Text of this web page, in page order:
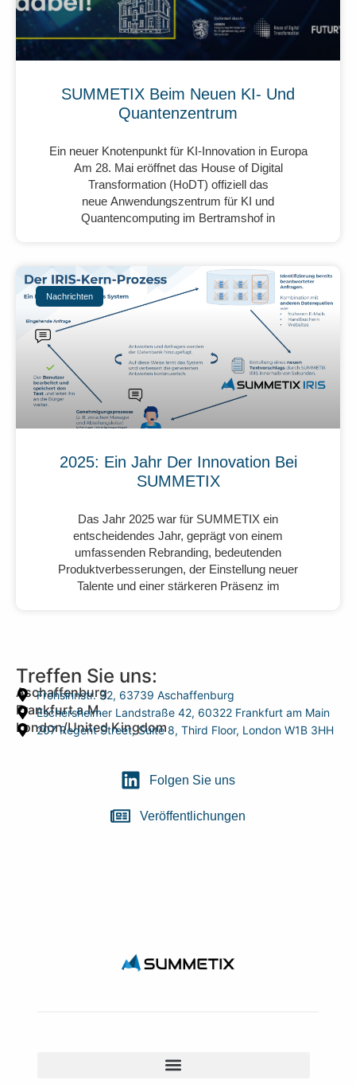
SUMMETIX Beim Neuen KI- Und
Quantenzentrum
Ein neuer Knotenpunkt für KI-Innovation in Europa
Am 28. Mai eröffnet das House of Digital
Transformation (HoDT) offiziell das
neue Anwendungszentrum für KI und
Quantencomputing im Bertramshof in
Nachrichten
2025: Ein Jahr Der Innovation Bei
SUMMETIX
Das Jahr 2025 war für SUMMETIX ein
entscheidendes Jahr, geprägt von einem
umfassenden Rebranding, bedeutenden
Produktverbesserungen, der Einstellung neuer
Talente und einer stärkeren Präsenz im
Treffen Sie uns:
Aschaffenburg
Frohsinnstr. 32, 63739 Aschaffenburg
Frankfurt a.M.
Eschersheimer Landstraße 42, 60322 Frankfurt am Main
London/United Kingdom
207 Regent Street, Suite 8, Third Floor, London W1B 3HH
Folgen Sie uns
Veröffentlichungen